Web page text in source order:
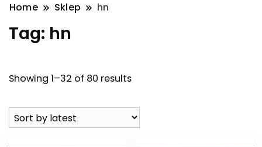
Home Sklep hn
Tag: hn
Showing 1–32 of 80 results